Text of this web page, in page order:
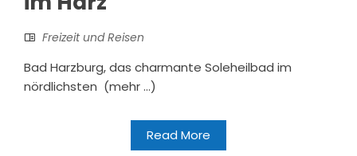
Freizeit und Reisen
Bad Harzburg, das charmante Soleheilbad im
nördlichsten (mehr …)
Read More